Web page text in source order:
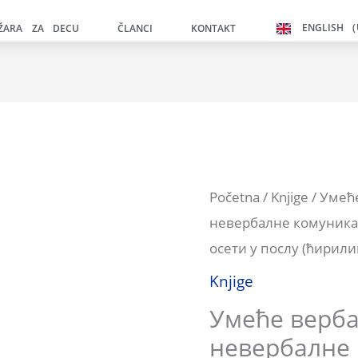
ZA DECU ČLANCI KONTAKT ENGLISH
Početna / Knjige /
невербалне
осети у послу
Knjige
Умеће
невербалне
Умеће
вербалне
и
невербалне
комуникације